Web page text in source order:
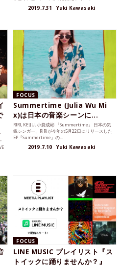
2019.7.31 Yuki Kawasaki
FOCUS
Summertime (Julia Wu Mi
x)は日本の音楽シーンに...
RIRI, KEIJU, 小袋成彬 『Summertime』 日本の気
鋭シンガー、RIRIが今年の5月22日にリリースした
EP『Summertime』の...
2019.7.10 Yuki Kawasaki
FOCUS
LINE MUSIC プレイリスト『ス
トイックに踊りませんか？』